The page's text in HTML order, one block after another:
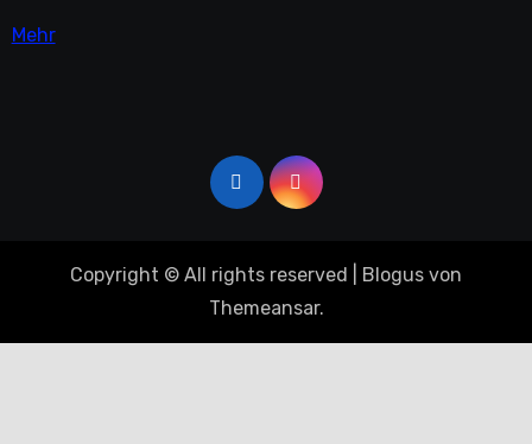
Mehr
Copyright © All rights reserved Blogus von
Themeansar.